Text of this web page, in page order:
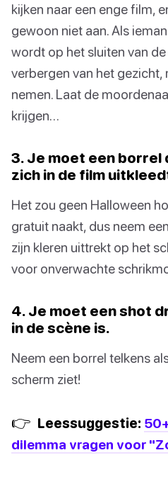
kijken naar een enge film,
gewoon niet aan. Als
wordt op het sluiten van
verbergen van het gezicht,
nemen. Laat de
krijgen…
3. Je moet een borrel
zich in de film
Het zou geen Halloween
gratuit naakt, dus neem
zijn kleren uittrekt op het
voor onverwachte
4. Je moet een shot
in de scène is.
Neem een borrel telkens
scherm ziet!
👉 Leessuggestie:
dilemma vragen voor